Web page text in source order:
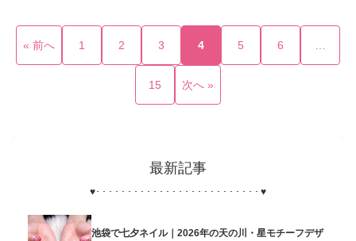
« 前へ 1 2 3 4 5 6
15 次へ »
最新記事
♥･･････････････････････････ ♥
池袋で七夕ネイル｜2026年の天の川・星モチーフデザ